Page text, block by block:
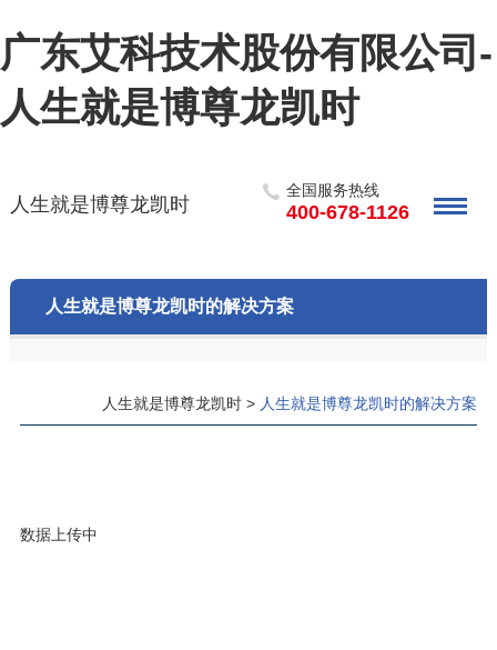
广东艾科技术股份有限公司-
人生就是博尊龙凯时
人生就是博尊龙凯时
全国服务热线
400-678-1126
人生就是博尊龙凯时的解决方案
人生就是博尊龙凯时 > 人生就是博尊龙凯时的解决方案
数据上传中